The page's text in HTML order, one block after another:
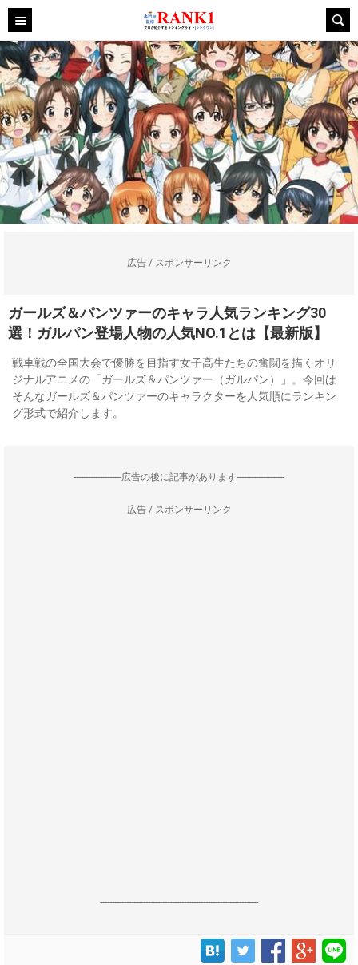
広告 / スポンサーリンク
ガールズ＆パンツァーのキャラ人気ランキング30
選！ガルパン登場人物の人気NO.1とは【最新版】
戦車戦の全国大会で優勝を目指す女子高生たちの奮闘を描くオリ
ジナルアニメの「ガールズ＆パンツァー（ガルパン）」。今回は
そんなガールズ＆パンツァーのキャラクターを人気順にランキン
グ形式で紹介します。
--------------------広告の後に記事があります--------------------
広告 / スポンサーリンク
------------------------------------------------------------------